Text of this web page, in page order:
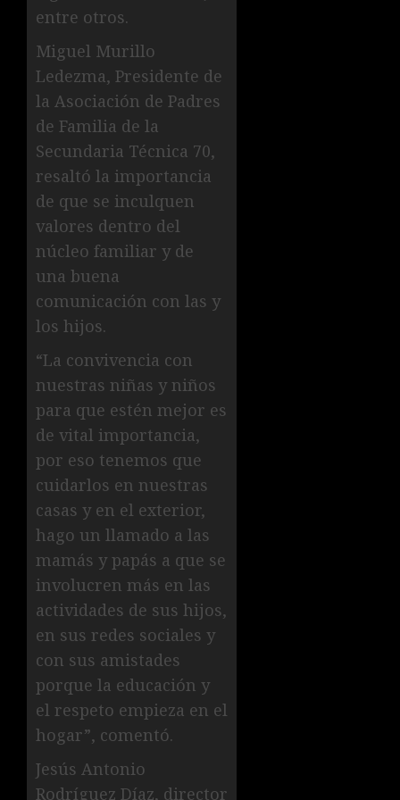
entre otros.
Miguel Murillo
Ledezma, Presidente de
la Asociación de Padres
de Familia de la
Secundaria Técnica 70,
resaltó la importancia
de que se inculquen
valores dentro del
núcleo familiar y de
una buena
comunicación con las y
los hijos.
“La convivencia con
nuestras niñas y niños
para que estén mejor es
de vital importancia,
por eso tenemos que
cuidarlos en nuestras
casas y en el exterior,
hago un llamado a las
mamás y papás a que se
involucren más en las
actividades de sus hijos,
en sus redes sociales y
con sus amistades
porque la educación y
el respeto empieza en el
hogar”, comentó.
Jesús Antonio
Rodríguez Díaz, director